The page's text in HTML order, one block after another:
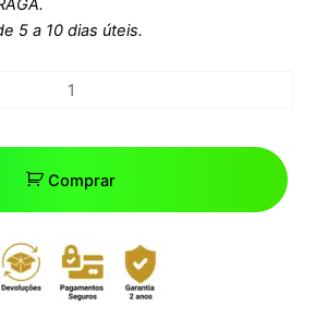
aos itens essenciais.
A parte superior do carrinho é
e suportes para
praticidade durante o trabalho.
Monte seu carrinho
necessidade de ferragens,
5 a 10 dias úteis.
Comprar